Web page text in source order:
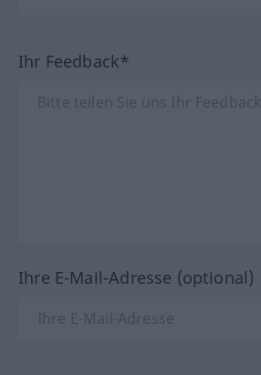
Ihr Feedback*
Ihre E-Mail-Adresse (optional)